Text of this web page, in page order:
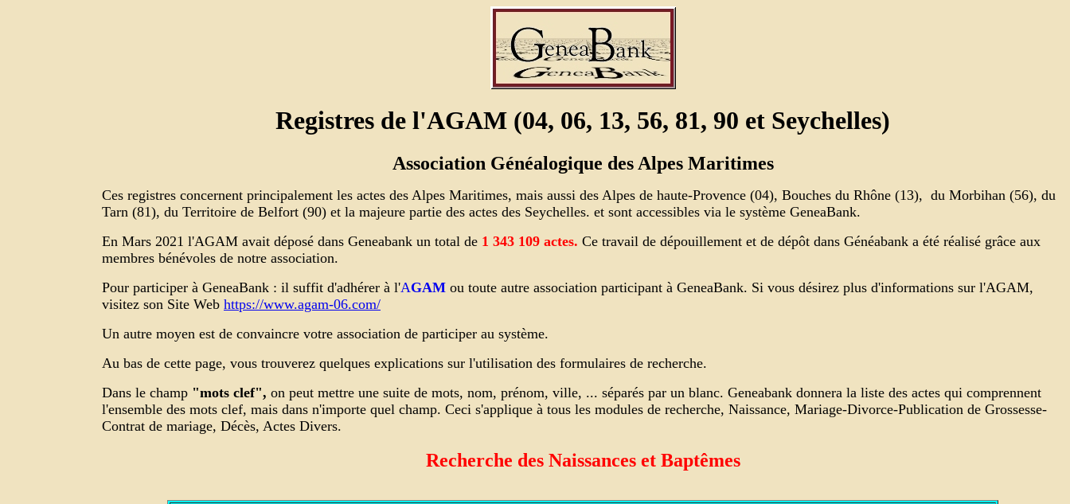
Registres de l'AGAM (04, 06, 13, 56, 81, 90 et Seychelles)
Association Généalogique des Alpes Maritimes
Ces registres concernent principalement les actes des Alpes Maritimes, mais aussi des Alpes de haute-Provence (04), Bouches du Rhône (13), du Morbihan (56), du
Tarn (81), du Territoire de Belfort (90) et la majeure partie des actes des Seychelles. et sont accessibles via le système GeneaBank.
En Mars 2021 l'AGAM avait déposé dans Geneabank un total de 1 343 109 actes. Ce travail de dépouillement et de dépôt dans Généabank a été réalisé grâce aux
membres bénévoles de notre association.
Pour participer à GeneaBank : il suffit d'adhérer à l'AGAM ou toute autre association participant à GeneaBank. Si vous désirez plus d'informations sur l'AGAM,
visitez son Site Web https://www.agam-06.com/
Un autre moyen est de convaincre votre association de participer au système.
Au bas de cette page, vous trouverez quelques explications sur l'utilisation des formulaires de recherche.
Dans le champ "mots clef", on peut mettre une suite de mots, nom, prénom, ville, ... séparés par un blanc. Geneabank donnera la liste des actes qui comprennent
l'ensemble des mots clef, mais dans n'importe quel champ. Ceci s'applique à tous les modules de recherche, Naissance, Mariage-Divorce-Publication de Grossesse-
Contrat de mariage, Décès, Actes Divers.
Recherche des Naissances et Baptêmes